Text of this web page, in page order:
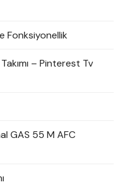
Fonksiyonellik
– Pinterest Tv
GAS 55 M AFC